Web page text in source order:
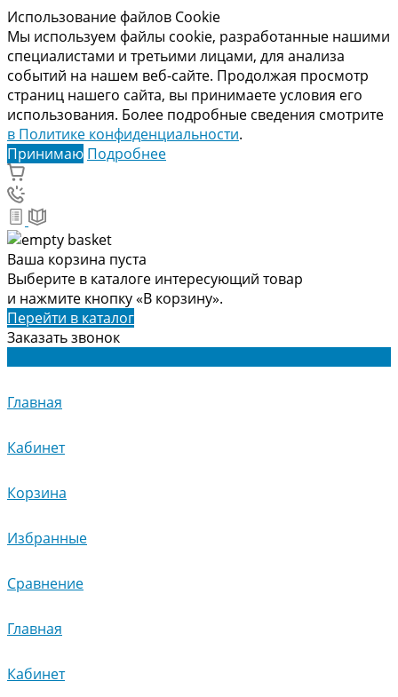
Использование файлов Cookie
Мы используем файлы cookie, разработанные нашими
специалистами и третьими лицами, для анализа
событий на нашем веб-сайте. Продолжая просмотр
страниц нашего сайта, вы принимаете условия его
использования. Более подробные сведения смотрите
в Политике конфиденциальности.
Принимаю Подробнее
Ваша корзина пуста
Выберите в каталоге интересующий товар
и нажмите кнопку «В корзину».
Перейти в каталог
Заказать звонок
Главная
Кабинет
Корзина
Избранные
Сравнение
Главная
Кабинет